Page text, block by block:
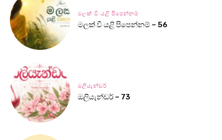
මලක් වී යළි පිපෙන්නම්
මලක් වී යළි පිපෙන්නම් – 56
ඔලියැන්ඩර්
ඔලියැන්ඩර් – 73